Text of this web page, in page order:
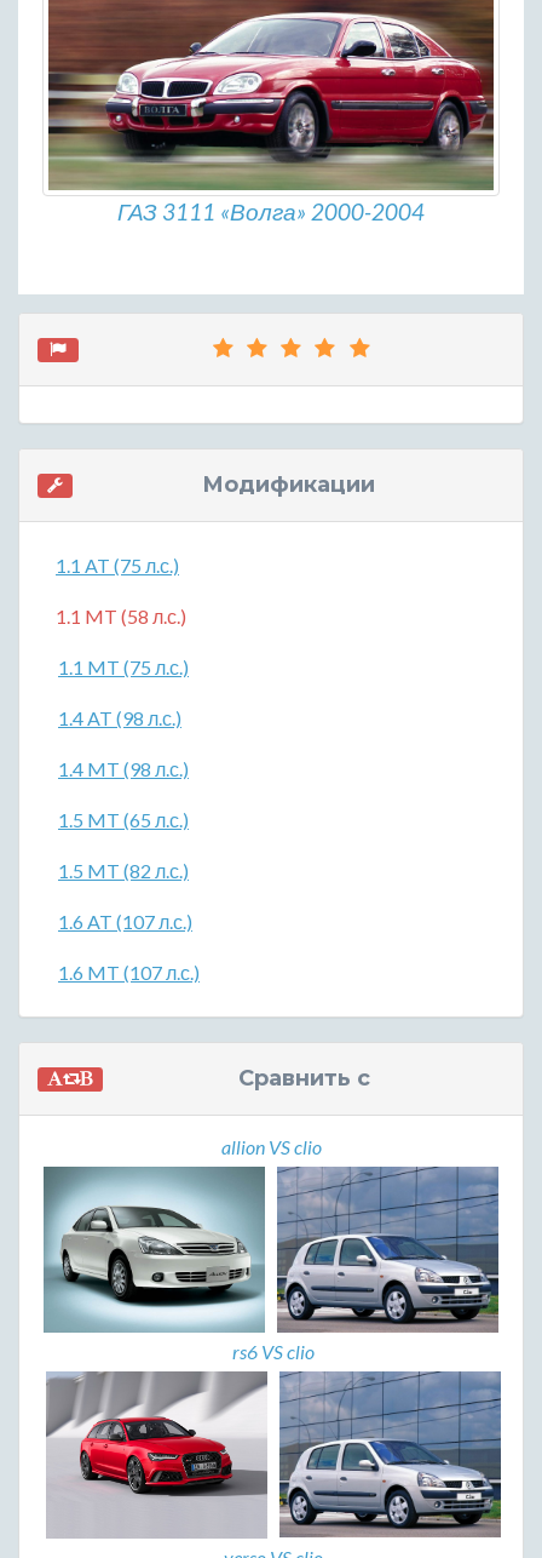
ГАЗ 3111 «Волга» 2000-2004
Модификации
1.1 AT (75 л.с.)
1.1 MT (58 л.с.)
1.1 MT (75 л.с.)
1.4 AT (98 л.с.)
1.4 MT (98 л.с.)
1.5 MT (65 л.с.)
1.5 MT (82 л.с.)
1.6 AT (107 л.с.)
1.6 MT (107 л.с.)
Сравнить с
allion VS clio
rs6 VS clio